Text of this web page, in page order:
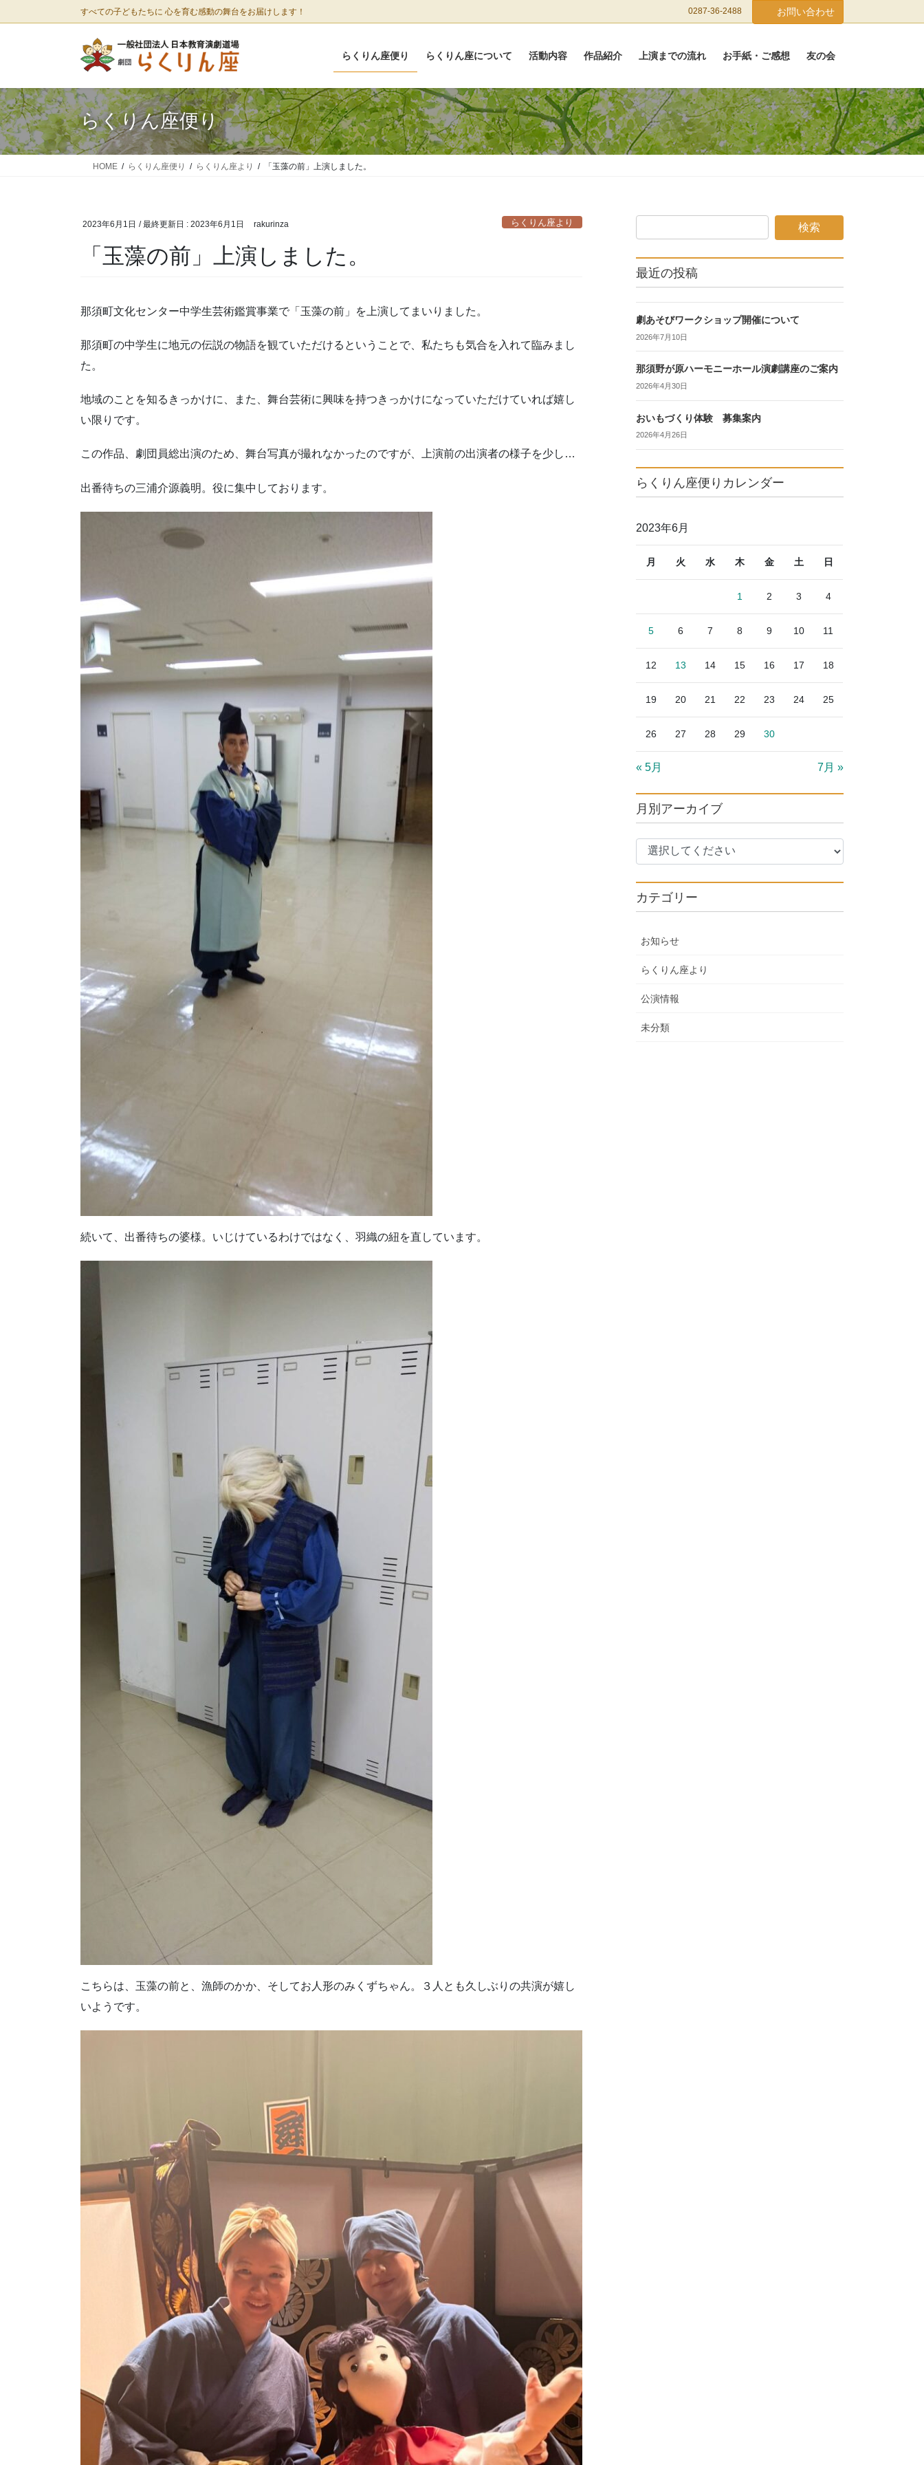
ン
に
移
動
ビ
ョ
ン
に
移
動
すべての子どもたちに 心を育む感動の舞台をお届けします！ 0287-36-2488 お問い合わせ
らくりん座便り らくりん座について 活動内容 作品紹介 上演までの流れ お手紙・ご感想 友の会
らくりん座便り
HOME らくりん座便り らくりん座より 「玉藻の前」上演しました。
2023年6月1日 / 最終更新日 : 2023年6月1日 rakurinza らくりん座より
「玉藻の前」上演しました。
那須町文化センター中学生芸術鑑賞事業で「玉藻の前」を上演してまいりました。
那須町の中学生に地元の伝説の物語を観ていただけるということで、私たちも気合を入れて臨みまし
た。
地域のことを知るきっかけに、また、舞台芸術に興味を持つきっかけになっていただけていれば嬉し
い限りです。
この作品、劇団員総出演のため、舞台写真が撮れなかったのですが、上演前の出演者の様子を少し…
出番待ちの三浦介源義明。役に集中しております。
続いて、出番待ちの婆様。いじけているわけではなく、羽織の紐を直しています。
こちらは、玉藻の前と、漁師のかか、そしてお人形のみくずちゃん。３人とも久しぶりの共演が嬉し
いようです。
最近の投稿
劇あそびワークショップ開催について
2026年7月10日
那須野が原ハーモニーホール演劇講座のご案内
2026年4月30日
おいもづくり体験 募集案内
2026年4月26日
らくりん座便りカレンダー
2023年6月
月 火 水 木 金 土 日
1 2 3 4
5 6 7 8 9 10 11
12 13 14 15 16 17 18
19 20 21 22 23 24 25
26 27 28 29 30
« 5月 7月 »
月別アーカイブ
カテゴリー
お知らせ
らくりん座より
公演情報
未分類